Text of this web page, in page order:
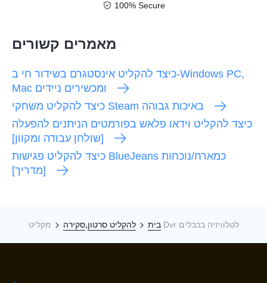
100% Secure
מאמרים קשורים
כיצד להקליט אינסטגרם בשידור חי ב-Windows PC,
Mac ומכשירים ניידים
כיצד להקליט משחקי Steam באיכות גבוהה
כיצד להקליט וידאו פלאש בפורמטים הניתנים להפעלה
[שולחן עבודה ומקוון]
כיצד להקליט פגישות BlueJeans כמארח/נוכחות
[מדריך]
בית להקליט סרטון,סקירה מקליט Dvr לטלוויזיה בכבלים